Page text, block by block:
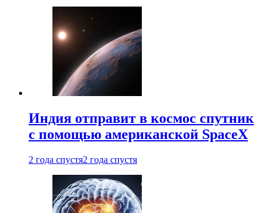
Индия отправит в космос спутник
с помощью американской SpaceX
2 года спустя2 года спустя